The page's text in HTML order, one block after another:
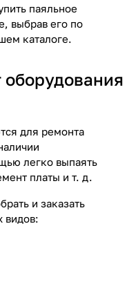
паяльное
выбрав его по
каталоге.
для ремонта
легко выпаять
платы и т. д.
и заказать
видов: